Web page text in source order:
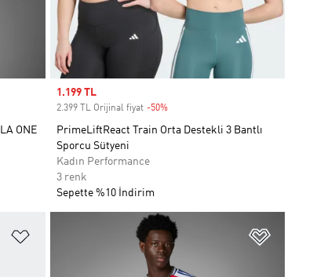
ONE
Sale price
1.199 TL
2.399 TL Orijinal fiyat -50%Discount
PrimeLiftReact Train Orta Destekli 3 Bantlı
Sporcu Sütyeni
Kadın Performance
3 renk
Sepette %10 İndirim
Favori Listesine Ekle